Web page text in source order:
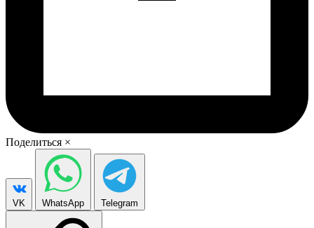
Поделиться ×
VK WhatsApp Telegram